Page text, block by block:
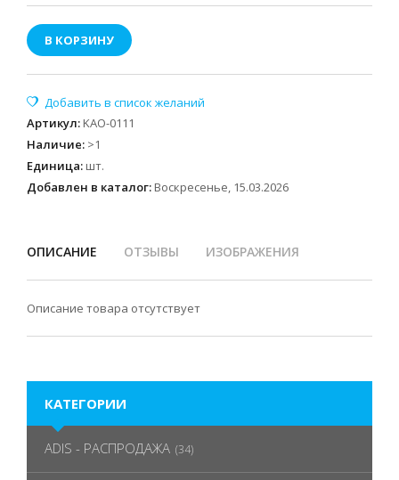
В КОРЗИНУ
Артикул: KAO-0111
Наличие: >1
Единица: шт.
Добавлен в каталог: Воскресенье, 15.03.2026
ОПИСАНИЕ ОТЗЫВЫ ИЗОБРАЖЕНИЯ
Описание товара отсутствует
КАТЕГОРИИ
ADIS - РАСПРОДАЖА (34)